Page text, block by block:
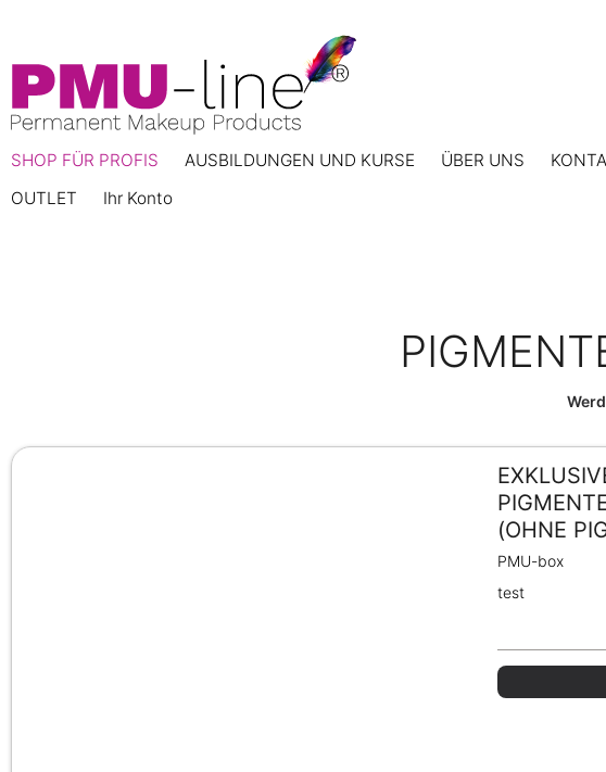
SHOP FÜR PROFIS AUSBILDUNGEN UND KURSE ÜBER UNS
OUTLET
Ihr Konto
(OHNE
PMU-box
test